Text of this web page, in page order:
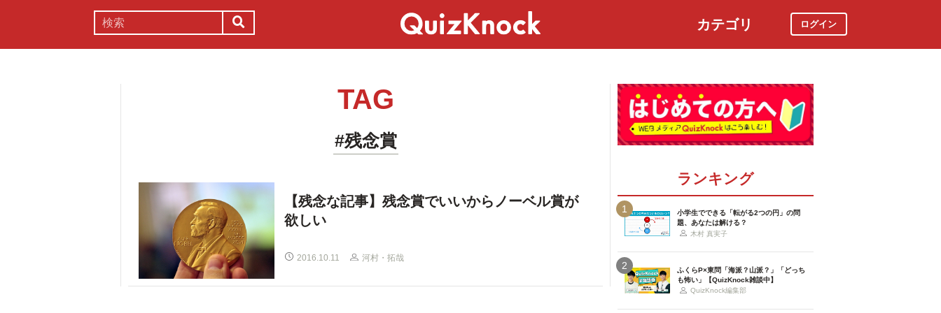
カテゴリ ログイン
TAG
#残念賞
【残念な記事】残念賞でいいからノーベル賞が
欲しい
2016.10.11 河村・拓哉
ランキング
1
小学生でできる「転がる2つの円」の問
題、あなたは解ける？
木村 真実子
2
ふくらP×東問「海派？山派？」「どっち
も怖い」【QuizKnock雑談中】
QuizKnock編集部